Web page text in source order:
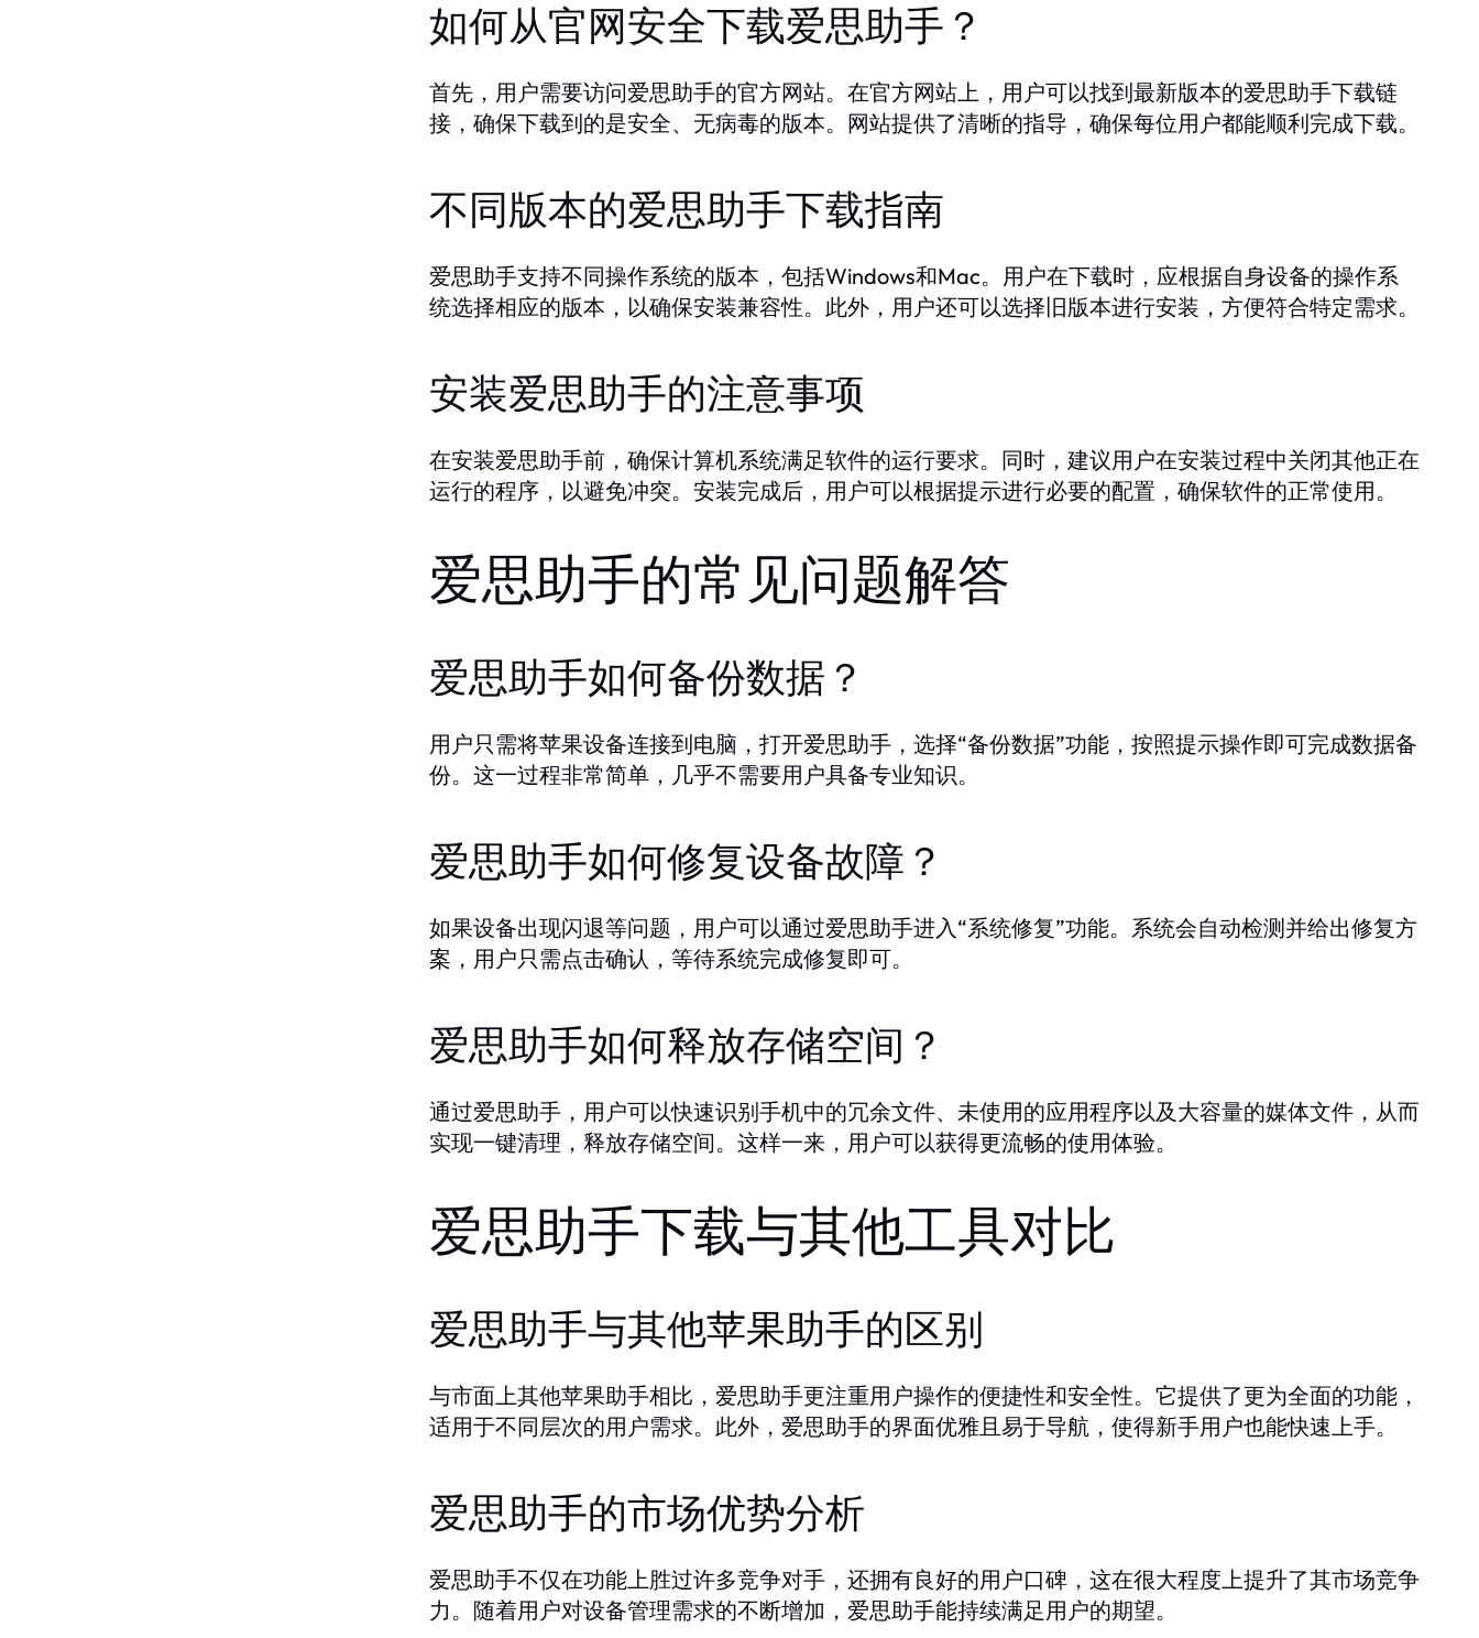
如何从官网安全下载爱思助手？
首先，用户需要访问爱思助手的官方网站。在官方网站上，用户可以找到最新版本的爱思助手下载链
接，确保下载到的是安全、无病毒的版本。网站提供了清晰的指导，确保每位用户都能顺利完成下载。
不同版本的爱思助手下载指南
爱思助手支持不同操作系统的版本，包括Windows和Mac。用户在下载时，应根据自身设备的操作系
统选择相应的版本，以确保安装兼容性。此外，用户还可以选择旧版本进行安装，方便符合特定需求。
安装爱思助手的注意事项
在安装爱思助手前，确保计算机系统满足软件的运行要求。同时，建议用户在安装过程中关闭其他正在
运行的程序，以避免冲突。安装完成后，用户可以根据提示进行必要的配置，确保软件的正常使用。
爱思助手的常见问题解答
爱思助手如何备份数据？
用户只需将苹果设备连接到电脑，打开爱思助手，选择“备份数据”功能，按照提示操作即可完成数据备
份。这一过程非常简单，几乎不需要用户具备专业知识。
爱思助手如何修复设备故障？
如果设备出现闪退等问题，用户可以通过爱思助手进入“系统修复”功能。系统会自动检测并给出修复方
案，用户只需点击确认，等待系统完成修复即可。
爱思助手如何释放存储空间？
通过爱思助手，用户可以快速识别手机中的冗余文件、未使用的应用程序以及大容量的媒体文件，从而
实现一键清理，释放存储空间。这样一来，用户可以获得更流畅的使用体验。
爱思助手下载与其他工具对比
爱思助手与其他苹果助手的区别
与市面上其他苹果助手相比，爱思助手更注重用户操作的便捷性和安全性。它提供了更为全面的功能，
适用于不同层次的用户需求。此外，爱思助手的界面优雅且易于导航，使得新手用户也能快速上手。
爱思助手的市场优势分析
爱思助手不仅在功能上胜过许多竞争对手，还拥有良好的用户口碑，这在很大程度上提升了其市场竞争
力。随着用户对设备管理需求的不断增加，爱思助手能持续满足用户的期望。